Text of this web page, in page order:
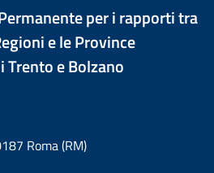
per i rapporti tra
e le Province
e Bolzano
Roma (RM)